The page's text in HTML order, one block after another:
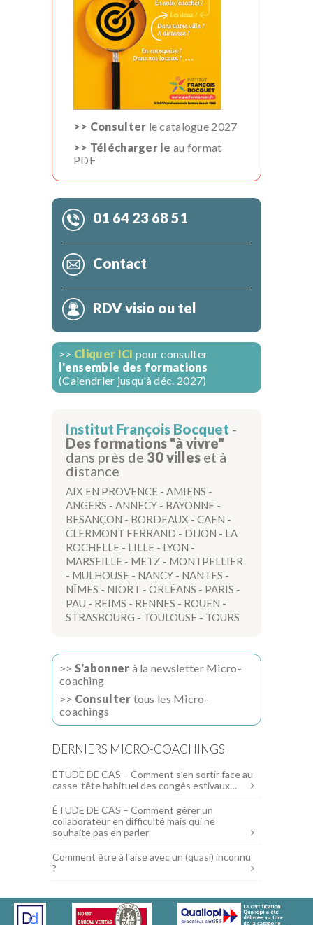
>> Consulter le catalogue 2027
>> Télécharger le au format
PDF
01 64 23 68 51
Contact
RDV visio ou tel
>> Cliquer ICI pour consulter
l'ensemble des formations
(Calendrier jusqu'à déc. 2027)
Institut François Bocquet -
Des formations "à vivre"
dans près de 30 villes et à
distance
AIX EN PROVENCE - AMIENS -
ANGERS - ANNECY - BAYONNE -
BESANÇON - BORDEAUX - CAEN -
CLERMONT FERRAND - DIJON - LA
ROCHELLE - LILLE - LYON -
MARSEILLE - METZ - MONTPELLIER
- MULHOUSE - NANCY - NANTES -
NÎMES - NIORT - ORLÉANS - PARIS -
PAU - REIMS - RENNES - ROUEN -
STRASBOURG - TOULOUSE - TOURS
>> S'abonner à la newsletter Micro-
coaching
>> Consulter tous les Micro-
coachings
DERNIERS MICRO-COACHINGS
ÉTUDE DE CAS – Comment s’en sortir face au
casse-tête habituel des congés estivaux…
ÉTUDE DE CAS – Comment gérer un
collaborateur en difficulté mais qui ne
souhaite pas en parler
Comment être à l’aise avec un (quasi) inconnu
?